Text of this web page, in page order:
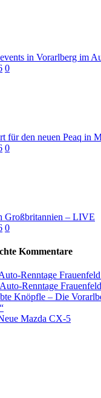
in Vorarlberg im
0
für den neuen Peaq in
0
Großbritannien – LIVE
0
Kommentare
Renntage
Renntage
Knöpfle – Die
Mazda CX-5